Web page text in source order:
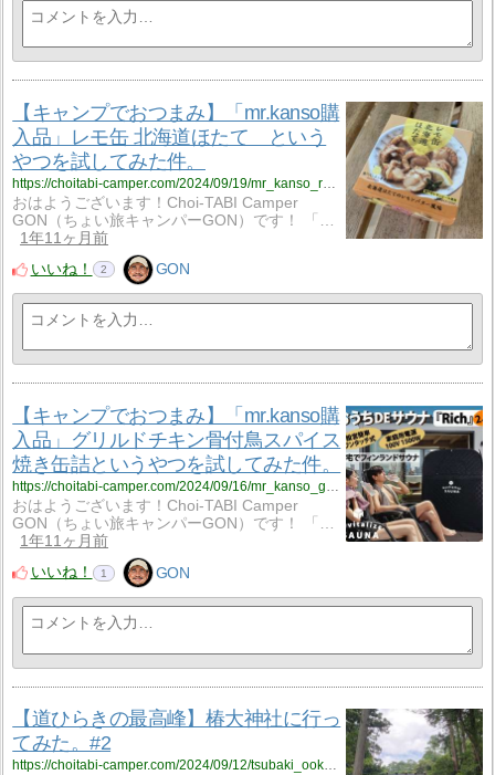
【キャンプでおつまみ】「mr.kanso購
入品」レモ缶 北海道ほたて という
やつを試してみた件。
https://choitabi-camper.com/2024/09/19/mr_kanso_remokan_hotate/?utm_source=rss&utm_medium=rss&utm_campaign=mr_kanso_remokan_hotate
おはようございます！Choi-TABI Camper
GON（ちょい旅キャンパーGON）です！ 「…
1年11ヶ月前
いいね！
2 GON
【キャンプでおつまみ】「mr.kanso購
入品」グリルドチキン骨付鳥スパイス
焼き缶詰というやつを試してみた件。
https://choitabi-camper.com/2024/09/16/mr_kanso_grilledchicken/?utm_source=rss&utm_medium=rss&utm_campaign=mr_kanso_grilledchicken
おはようございます！Choi-TABI Camper
GON（ちょい旅キャンパーGON）です！ 「…
1年11ヶ月前
いいね！
1 GON
【道ひらきの最高峰】椿大神社に行っ
てみた。#2
https://choitabi-camper.com/2024/09/12/tsubaki_ookamiyashiro_2/?utm_source=rss&utm_medium=rss&utm_campaign=tsubaki_ookamiyashiro_2